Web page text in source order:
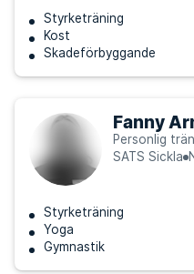
Styrketräning
Kost
Skadeförbyggande
Fanny
Personlig
SATS Sickla
Styrketräning
Yoga
Gymnastik